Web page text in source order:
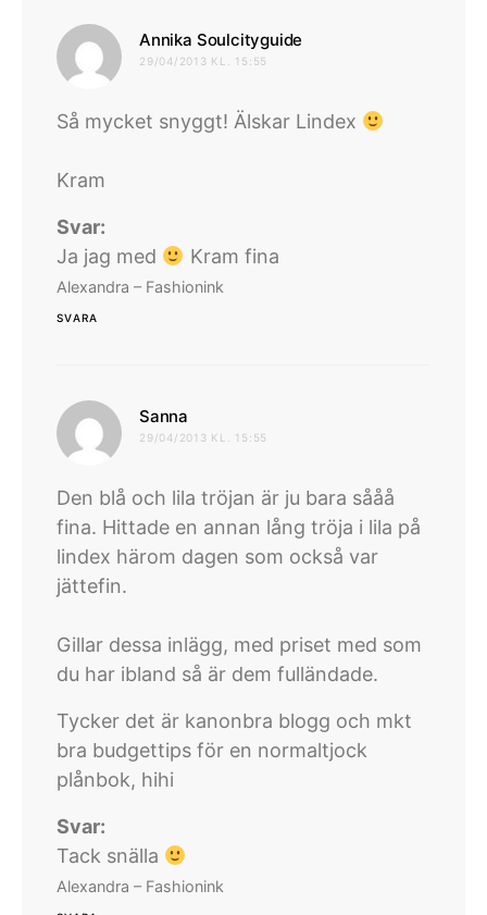
Annika Soulcityguide
29/04/2013 KL. 15:55
Så mycket snyggt! Älskar Lindex
Kram
Svar:
Ja jag med
Kram fina
Alexandra – Fashionink
SVARA
Sanna
29/04/2013 KL. 15:55
Den blå och lila tröjan är ju bara sååå
fina. Hittade en annan lång tröja i lila på
lindex härom dagen som också var
jättefin.
Gillar dessa inlägg, med priset med som
du har ibland så är dem fulländade.
Tycker det är kanonbra blogg och mkt
bra budgettips för en normaltjock
plånbok, hihi
Svar:
Tack snälla
Alexandra – Fashionink